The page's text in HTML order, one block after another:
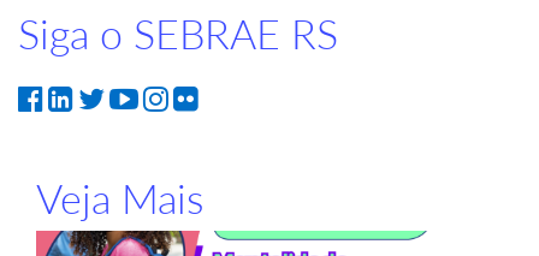
Siga o SEBRAE RS
Veja Mais